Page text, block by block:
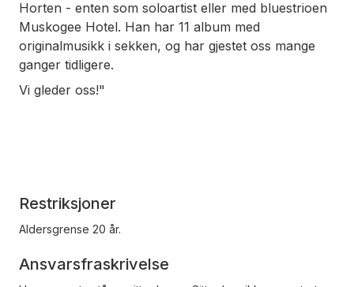
Horten - enten som soloartist eller med bluestrioen
Muskogee Hotel. Han har 11 album med
originalmusikk i sekken, og har gjestet oss mange
ganger tidligere.
Vi gleder oss!"
Restriksjoner
Aldersgrense 20 år.
Ansvarsfraskrivelse